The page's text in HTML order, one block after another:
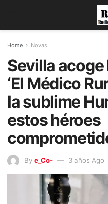
Home Novas
Sevilla
‘El Médico
la sublime
estos héroes
By e_Co- 3 años Ago